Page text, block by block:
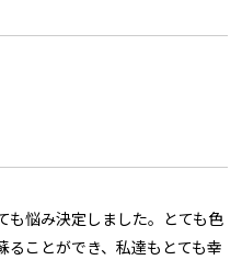
も悩み決定しました。とても色
ることができ、私達もとても幸